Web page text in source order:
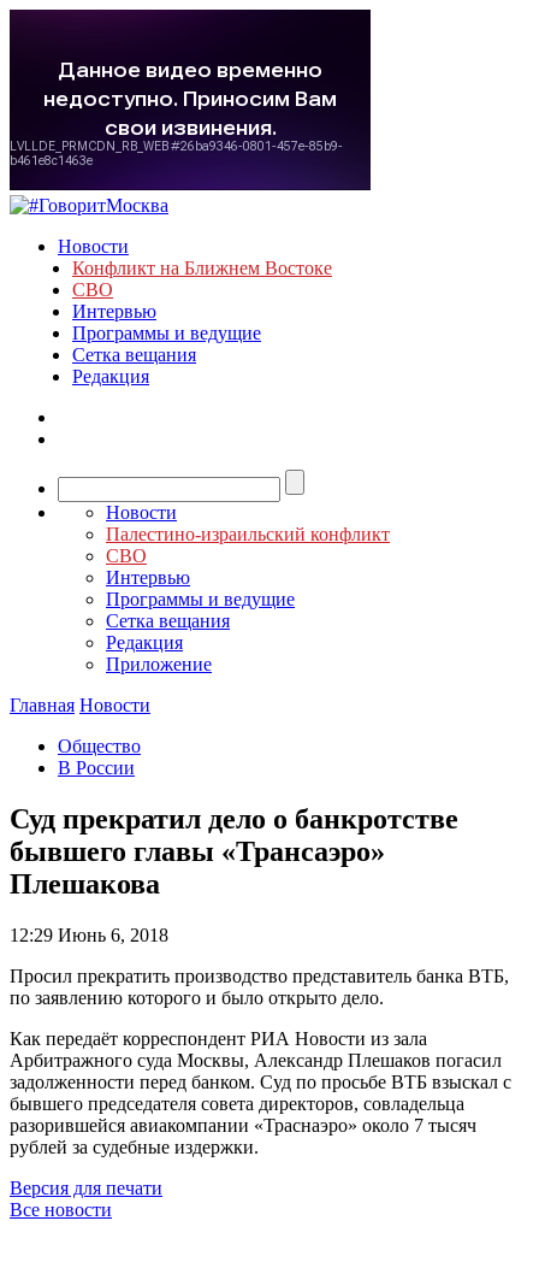
Новости
Конфликт на Ближнем Востоке
СВО
Интервью
Программы и ведущие
Сетка вещания
Редакция
Новости
Палестино-израильский конфликт
СВО
Интервью
Программы и ведущие
Сетка вещания
Редакция
Приложение
Главная Новости
Общество
В России
Суд прекратил дело о банкротстве
бывшего главы «Трансаэро»
Плешакова
12:29 Июнь 6, 2018
Просил прекратить производство представитель банка ВТБ,
по заявлению которого и было открыто дело.
Как передаёт корреспондент РИА Новости из зала
Арбитражного суда Москвы, Александр Плешаков погасил
задолженности перед банком. Суд по просьбе ВТБ взыскал с
бывшего председателя совета директоров, совладельца
разорившейся авиакомпании «Траснаэро» около 7 тысяч
рублей за судебные издержки.
Версия для печати
Все новости